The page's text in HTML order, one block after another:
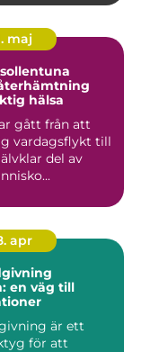
maj
hälsa
gått från att
vardagsflykt till
del av
apr
en väg till
är ett
för att